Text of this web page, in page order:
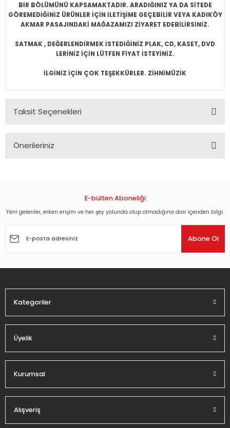
BİR BÖLÜMÜNÜ KAPSAMAKTADIR. ARADIĞINIZ YA DA SİTEDE
GÖREMEDİĞİNİZ ÜRÜNLER İÇİN İLETİŞİME GEÇEBİLİR VEYA KADIKÖY
AKMAR PASAJINDAKİ MAĞAZAMIZI ZİYARET EDEBİLİRSİNİZ.
SATMAK , DEĞERLENDİRMEK İSTEDİĞİNİZ PLAK, CD, KASET, DVD
LERİNİZ İÇİN LÜTFEN FİYAT İSTEYİNİZ.
İLGİNİZ İÇİN ÇOK TEŞEKKÜRLER. ZİHNİMÜZİK
Taksit Seçenekleri
Önerileriniz
Görüş ve önerileriniz için teşekkür ederiz.
Ürün açıklamasında eksik bilgiler bulunuyor.
E-bülten Aboneliği
Yeni gelenler, erken erişim ve her şey yolunda olup olmadığına dair içeriden bilgi.
Abone Ol
Kategoriler
Üyelik
Kurumsal
Alışveriş